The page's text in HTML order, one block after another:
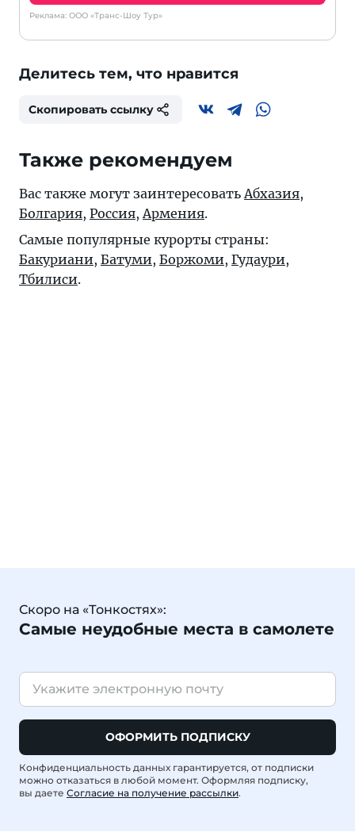
Реклама: ООО «Транс-Шоу Тур»
Делитесь тем, что нравится
Скопировать ссылку
Также рекомендуем
Вас также могут заинтересовать Абхазия,
Болгария, Россия, Армения.
Самые популярные курорты страны:
Бакуриани, Батуми, Боржоми, Гудаури,
Тбилиси.
Скоро на «Тонкостях»:
Самые неудобные места в самолете
ОФОРМИТЬ ПОДПИСКУ
Конфиденциальность данных гарантируется, от подписки
можно отказаться в любой момент. Оформляя подписку,
вы даете Согласие на получение рассылки.